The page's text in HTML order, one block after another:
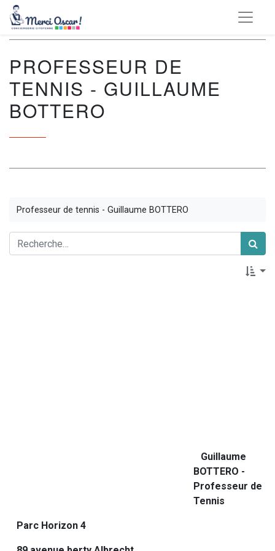
PROFESSEUR DE
TENNIS - GUILLAUME
BOTTERO
Professeur de tennis - Guillaume BOTTERO
Guillaume
BOTTERO -
Professeur de
Tennis
Parc Horizon 4